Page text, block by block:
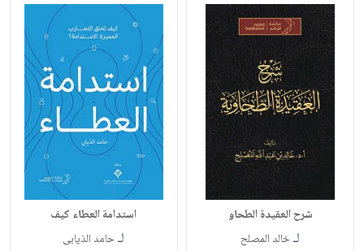
شرح العقيدة الطحاو
لـخالد المصلح
استدامة العطاء كيف
لـحامد الذيابى